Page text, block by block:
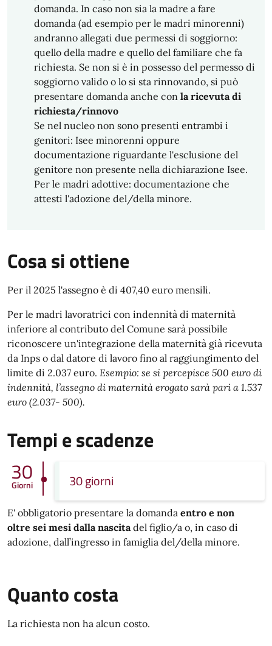
domanda. In caso non sia la madre a fare
domanda (ad esempio per le madri minorenni)
andranno allegati due permessi di soggiorno:
quello della madre e quello del familiare che fa
richiesta. Se non si è in possesso del permesso di
soggiorno valido o lo si sta rinnovando, si può
presentare domanda anche con la ricevuta di
richiesta/rinnovo
Se nel nucleo non sono presenti entrambi i
genitori: Isee minorenni oppure
documentazione riguardante l'esclusione del
genitore non presente nella dichiarazione Isee.
Per le madri adottive: documentazione che
attesti l'adozione del/della minore.
Cosa si ottiene
Per il 2025 l'assegno è di 407,40 euro mensili.
Per le madri lavoratrici con indennità di maternità
inferiore al contributo del Comune sarà possibile
riconoscere un'integrazione della maternità già ricevuta
da Inps o dal datore di lavoro fino al raggiungimento del
limite di 2.037 euro. Esempio: se si percepisce 500 euro di
indennità, l’assegno di maternità erogato sarà pari a 1.537
euro (2.037- 500).
Tempi e scadenze
30
Giorni 30 giorni
E' obbligatorio presentare la domanda entro e non
oltre sei mesi dalla nascitadel figlio/a o, in caso di
adozione, dall’ingresso in famiglia del/della minore.
Quanto costa
La richiesta non ha alcun costo.